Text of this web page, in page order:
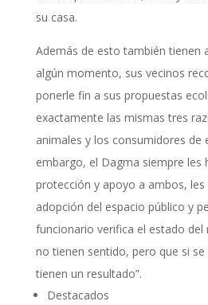
su casa.
Además de esto también tienen
algún momento, sus vecinos
ponerle fin a sus propuestas
exactamente las mismas tres
animales y los consumidores de
embargo, el Dagma siempre les
protección y apoyo a ambos,
adopción del espacio público y
funcionario verifica el estado del
no tienen sentido, pero que si
tienen un resultado”.
Destacados